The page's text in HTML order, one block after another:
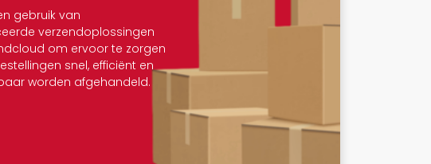
gebruik van
verzendoplossingen
om ervoor te zorgen
snel, efficiënt en
worden afgehandeld.